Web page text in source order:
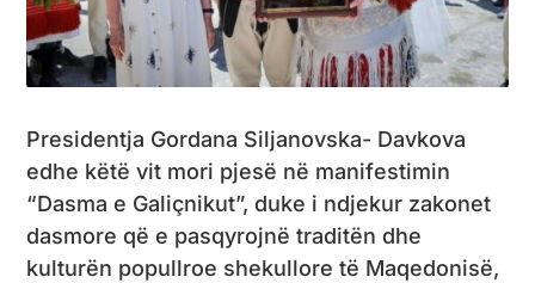
Presidentja Gordana Siljanovska- Davkova
edhe këtë vit mori pjesë në manifestimin
“Dasma e Galiçnikut”, duke i ndjekur zakonet
dasmore që e pasqyrojnë traditën dhe
kulturën popullroe shekullore të Maqedonisë,